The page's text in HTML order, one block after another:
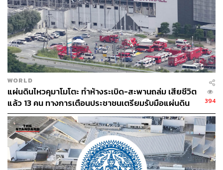
WORLD
แผ่นดินไหวคุมาโมโตะ ทำห้างระเบิด-สะพานถล่ม เสียชีวิต
แล้ว 13 คน ทางการเตือนประชาชนเตรียมรับมือแผ่นดิน
ไหวซ้ำ
394